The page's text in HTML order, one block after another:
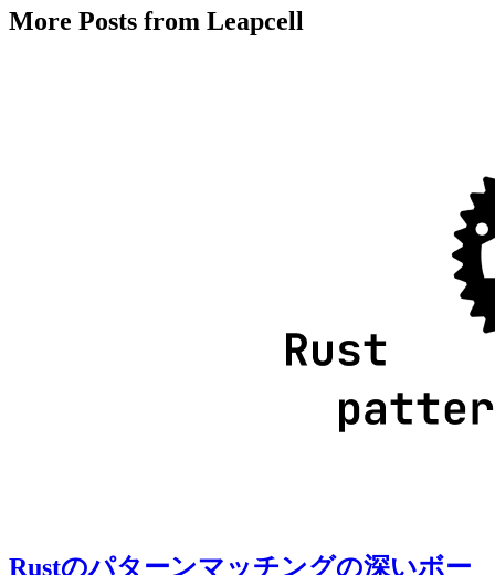
More Posts from Leapcell
Rustのパターンマッチングの深いボー